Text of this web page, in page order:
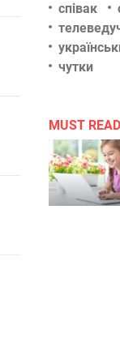
співак
чутки
MUST READ